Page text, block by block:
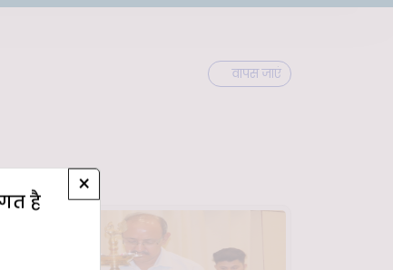
वापस जाएं
×
है